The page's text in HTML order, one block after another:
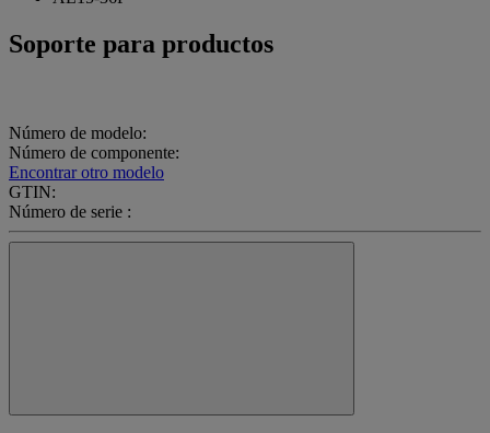
Soporte para productos
Número de modelo:
Número de componente:
Encontrar otro modelo
GTIN:
Número de serie :